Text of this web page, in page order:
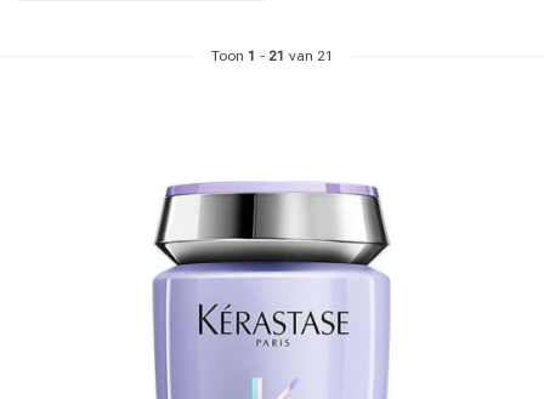
Toon 1 - 21 van 21